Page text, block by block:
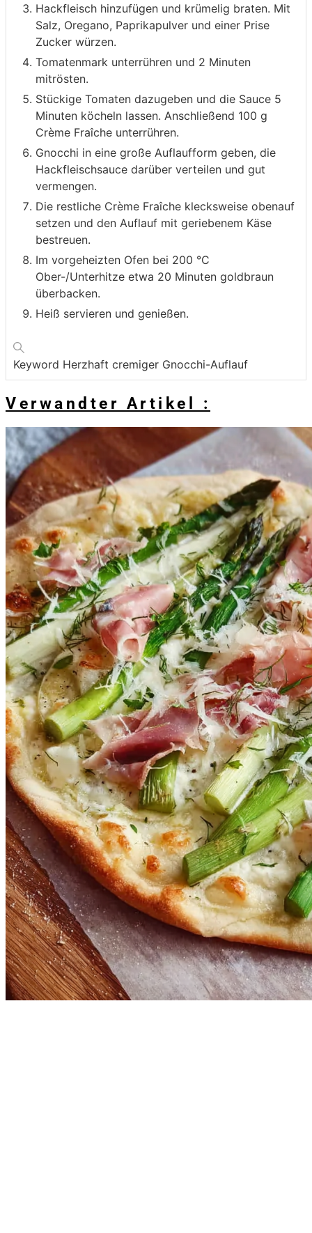
Hackfleisch hinzufügen und krümelig braten. Mit
Salz, Oregano, Paprikapulver und einer Prise
Zucker würzen.
Tomatenmark unterrühren und 2 Minuten
mitrösten.
Stückige Tomaten dazugeben und die Sauce 5
Minuten köcheln lassen. Anschließend 100 g
Crème Fraîche unterrühren.
Gnocchi in eine große Auflaufform geben, die
Hackfleischsauce darüber verteilen und gut
vermengen.
Die restliche Crème Fraîche klecksweise obenauf
setzen und den Auflauf mit geriebenem Käse
bestreuen.
Im vorgeheizten Ofen bei 200 °C
Ober-/Unterhitze etwa 20 Minuten goldbraun
überbacken.
Heiß servieren und genießen.
Keyword Herzhaft cremiger Gnocchi-Auflauf
Verwandter Artikel :